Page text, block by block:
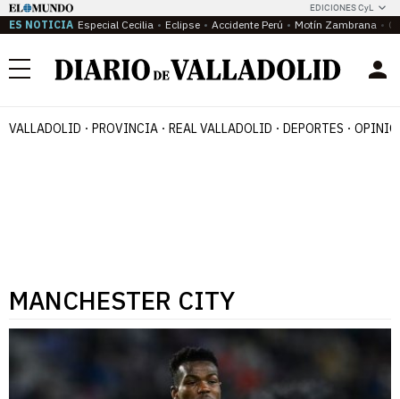
EDICIONES CyL
ES NOTICIA Especial Cecilia Eclipse Accidente Perú Motín Zambrana
Menú
VALLADOLID PROVINCIA REAL VALLADOLID DEPORTES
MANCHESTER CITY